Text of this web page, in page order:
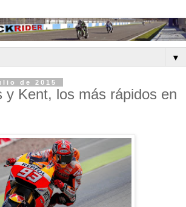
▼
de 2015
y Kent, los más rápidos en